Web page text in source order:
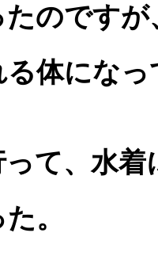
のです
る体にな
て、水
。